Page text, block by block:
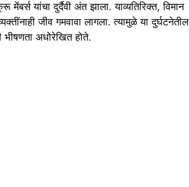
यांचा दुर्दैवी अंत झाला. याव्यतिरिक्त, विमान
जीव गमवावा लागला. त्यामुळे या दुर्घटनेतील
अधोरेखित होते.